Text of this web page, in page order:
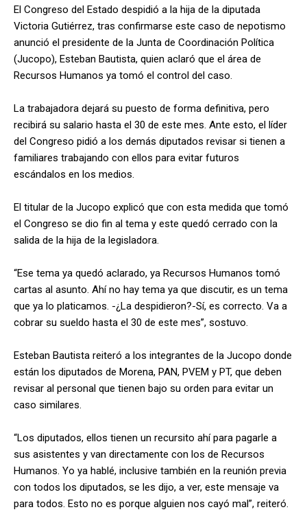
El Congreso del Estado despidió a la hija de la diputada
Victoria Gutiérrez, tras confirmarse este caso de nepotismo
anunció el presidente de la Junta de Coordinación Política
(Jucopo), Esteban Bautista, quien aclaró que el área de
Recursos Humanos ya tomó el control del caso.
La trabajadora dejará su puesto de forma definitiva, pero
recibirá su salario hasta el 30 de este mes. Ante esto, el líder
del Congreso pidió a los demás diputados revisar si tienen a
familiares trabajando con ellos para evitar futuros
escándalos en los medios.
El titular de la Jucopo explicó que con esta medida que tomó
el Congreso se dio fin al tema y este quedó cerrado con la
salida de la hija de la legisladora.
“Ese tema ya quedó aclarado, ya Recursos Humanos tomó
cartas al asunto. Ahí no hay tema ya que discutir, es un tema
que ya lo platicamos. -¿La despidieron?-Sí, es correcto. Va a
cobrar su sueldo hasta el 30 de este mes”, sostuvo.
Esteban Bautista reiteró a los integrantes de la Jucopo donde
están los diputados de Morena, PAN, PVEM y PT, que deben
revisar al personal que tienen bajo su orden para evitar un
caso similares.
“Los diputados, ellos tienen un recursito ahí para pagarle a
sus asistentes y van directamente con los de Recursos
Humanos. Yo ya hablé, inclusive también en la reunión previa
con todos los diputados, se les dijo, a ver, este mensaje va
para todos. Esto no es porque alguien nos cayó mal”, reiteró.